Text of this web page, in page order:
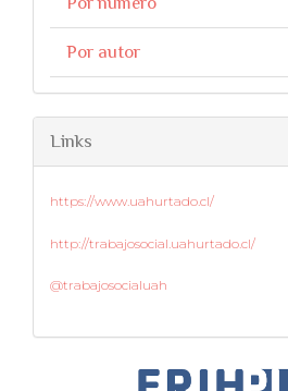
Por autor
Links
https://www.uahurtado.cl/
http://trabajosocial.uahurtado.cl/
@trabajosocialuah